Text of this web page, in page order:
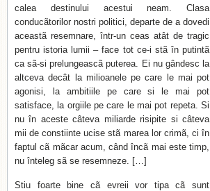
calea destinului acestui neam. Clasa
conducãtorilor nostri politici, departe de a dovedi
aceastã resemnare, într-un ceas atât de tragic
pentru istoria lumii – face tot ce-i stã în putintã
ca sã-si prelungeascã puterea. Ei nu gândesc la
altceva decât la milioanele pe care le mai pot
agonisi, la ambitiile pe care si le mai pot
satisface, la orgiile pe care le mai pot repeta. Si
nu în aceste câteva miliarde risipite si câteva
mii de constiinte ucise stã marea lor crimã, ci în
faptul cã mãcar acum, când încã mai este timp,
nu înteleg sã se resemneze. […]
Stiu foarte bine cã evreii vor tipa cã sunt